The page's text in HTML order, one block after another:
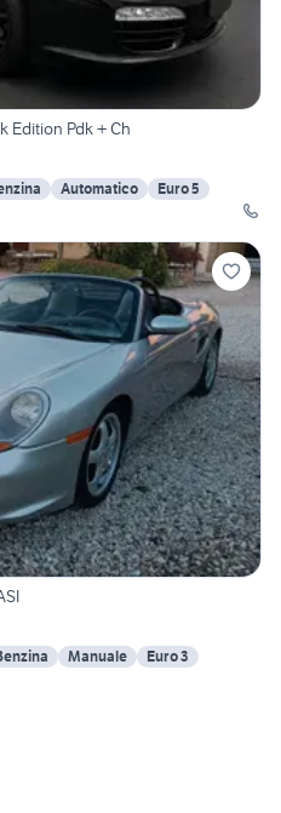
Edition Pdk + Ch
Automatico
Euro 5
Manuale Euro 3